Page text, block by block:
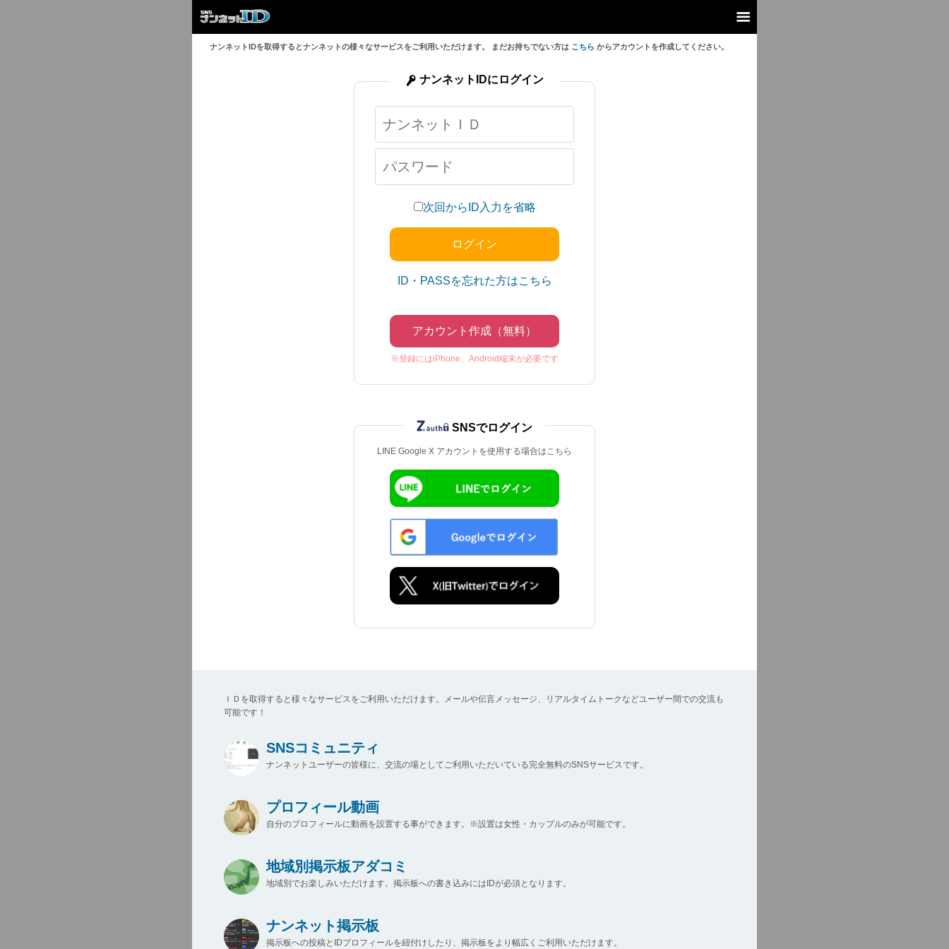
ナンネットIDを取得するとナンネットの様々なサービスをご利用いただけます。 まだお持ちでない方は こちら からアカウントを作成してください。
次回からID入力を省略
ID・PASSを忘れた方はこちら
アカウント作成（無料）
※登録にはiPhone、Android端末が必要です
ナンネットIDにログイン
LINE Google X アカウントを使用する場合はこちら
SNSでログイン
ＩＤを取得すると様々なサービスをご利用いただけます。メールや伝言メッセージ、リアルタイムトークなどユーザー間での交流も
可能です！
SNSコミュニティ
ナンネットユーザーの皆様に、交流の場としてご利用いただいている完全無料のSNSサービスです。
プロフィール動画
自分のプロフィールに動画を設置する事ができます。※設置は女性・カップルのみが可能です。
地域別掲示板アダコミ
地域別でお楽しみいただけます。掲示板への書き込みにはIDが必須となります。
ナンネット掲示板
掲示板への投稿とIDプロフィールを紐付けしたり、掲示板をより幅広くご利用いただけます。